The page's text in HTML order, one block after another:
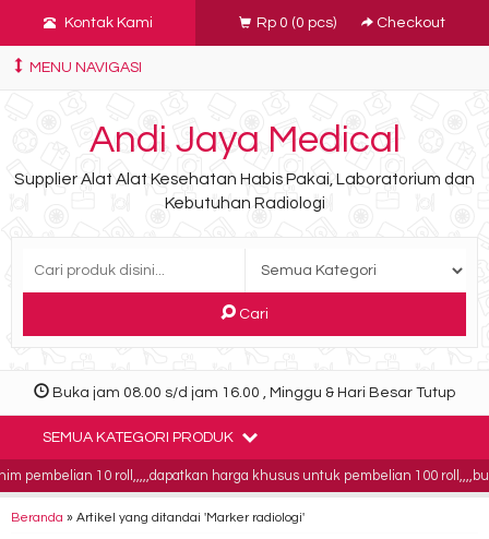
Kontak Kami Rp 0 (0 pcs) Checkout
MENU NAVIGASI
Andi Jaya Medical
Supplier Alat Alat Kesehatan Habis Pakai, Laboratorium dan
Kebutuhan Radiologi
Cari
Buka jam 08.00 s/d jam 16.00 , Minggu & Hari Besar Tutup
SEMUA KATEGORI PRODUK
pembelian 10 roll,,,,,dapatkan harga khusus untuk pembelian 100
Beranda » Artikel yang ditandai 'Marker radiologi'